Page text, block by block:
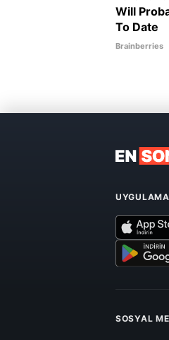
UYGULAMA
SOSYAL